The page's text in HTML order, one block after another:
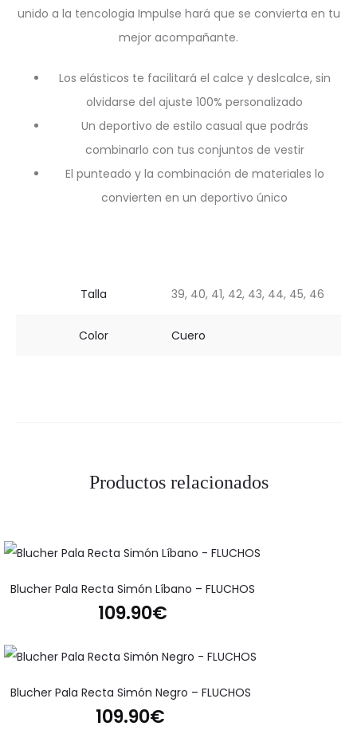
unido a la tencologia Impulse hará que se convierta en tu
mejor acompañante.
Los elásticos te facilitará el calce y deslcalce, sin
olvidarse del ajuste 100% personalizado
Un deportivo de estilo casual que podrás
combinarlo con tus conjuntos de vestir
El punteado y la combinación de materiales lo
convierten en un deportivo único
Talla 39, 40, 41, 42, 43, 44, 45, 46
Color Cuero
Productos relacionados
Blucher Pala Recta Simón Líbano – FLUCHOS
109.90€
Blucher Pala Recta Simón Negro – FLUCHOS
109.90€